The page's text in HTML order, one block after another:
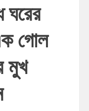
ঘরের
গোল
মুখ